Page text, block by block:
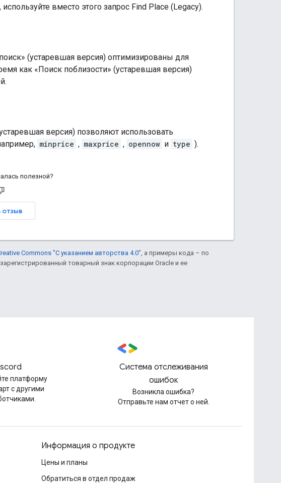
вместо этого запрос Find Place (Legacy).
(устаревшая версия) оптимизированы для
как «Поиск поблизости» (устаревшая версия)
версия) позволяют использовать
minprice , maxprice , opennow и type ).
полезной?
отзыв
Commons "С указанием авторства 4.0" , а примеры кода – по
зарегистрированный товарный знак корпорации Oracle и ее
платформу
с другими
Система отслеживания
ошибок
Возникла ошибка?
Отправьте нам отчет о ней.
Информация о продукте
Цены и планы
Обратиться в отдел продаж